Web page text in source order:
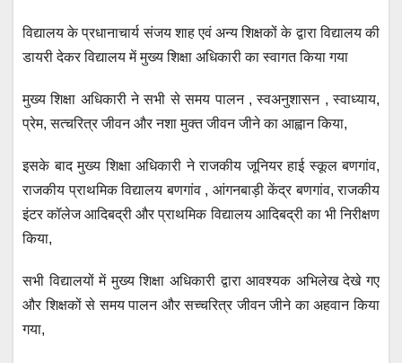
विद्यालय के प्रधानाचार्य संजय शाह एवं अन्य शिक्षकों के द्वारा विद्यालय की
डायरी देकर विद्यालय में मुख्य शिक्षा अधिकारी का स्वागत किया गया
मुख्य शिक्षा अधिकारी ने सभी से समय पालन , स्वअनुशासन , स्वाध्याय,
प्रेम, सत्चरित्र जीवन और नशा मुक्त जीवन जीने का आह्वान किया,
इसके बाद मुख्य शिक्षा अधिकारी ने राजकीय जूनियर हाई स्कूल बणगांव,
राजकीय प्राथमिक विद्यालय बणगांव , आंगनबाड़ी केंद्र बणगांव, राजकीय
इंटर कॉलेज आदिबद्री और प्राथमिक विद्यालय आदिबद्री का भी निरीक्षण
किया,
सभी विद्यालयों में मुख्य शिक्षा अधिकारी द्वारा आवश्यक अभिलेख देखे गए
और शिक्षकों से समय पालन और सच्चरित्र जीवन जीने का अहवान किया
गया,